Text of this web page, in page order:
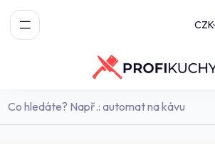
CZK